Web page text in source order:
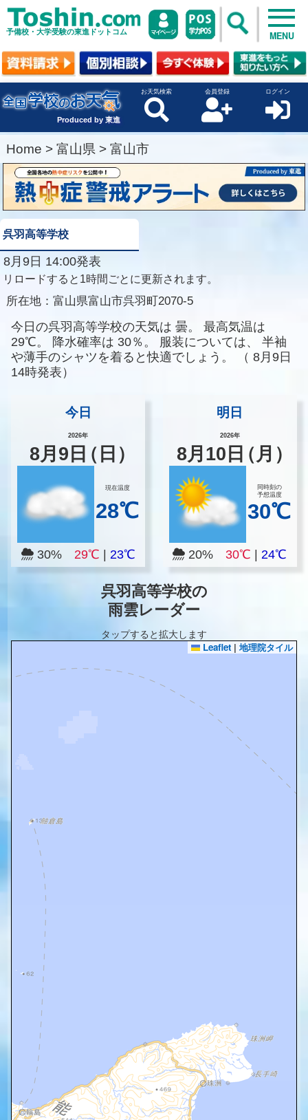
予備校・大学受験の東進ドットコム MENU
Produced by 東進
お天気検索 会員登録 ログイン
Home > 富山県 > 富山市
呉羽高等学校
8月9日 14:00発表
リロードすると1時間ごとに更新されます。
所在地： 富山県富山市呉羽町2070-5
今日の呉羽高等学校の天気は 曇。
最高気温は
29℃。
降水確率は 30％。 服装については、
半袖
や薄手のシャツを着ると快適でしょう。
（ 8月9日
14時発表）
今日
2026年
8月 9 日（日）
現在温度
28℃
30% 29℃ 23℃
明日
2026年
8月 10 日（月）
同時刻の
予想温度
30℃
20% 30℃ |24℃
呉羽高等学校の
雨雲レーダー
タップすると拡大します
Leaflet | 地理院タイル